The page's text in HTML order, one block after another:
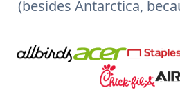
(besides Antarctica,